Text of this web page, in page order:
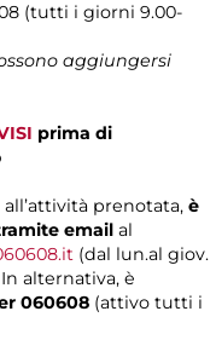
(tutti i giorni 9.00-
aggiungersi
prima di
prenotata, è
email al
(dal lun.al giov.
In alternativa, è
060608 (attivo tutti i